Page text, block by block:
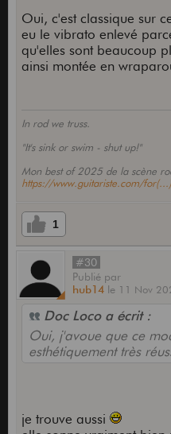
Oui, c'est classique sur
eu le vibrato enlevé
qu'elles sont beaucoup
ainsi montée en
In rod we truss.
"It's sink or swim - shut up!"
Mon best of 2025 de la scène
https://www.guitariste.com/
1
#30
Publié par
hub14 le 11 Nov
Doc Loco a écrit :
Oui, j'avoue que ce
esthétiquement très
je trouve aussi